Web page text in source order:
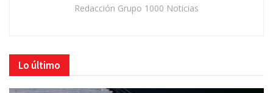
Redacción Grupo 1000 Noticias
Lo último